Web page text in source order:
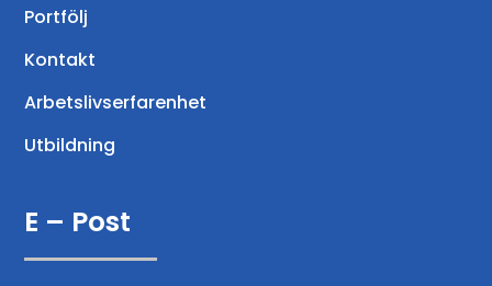
Portfölj
Kontakt
Arbetslivserfarenhet
Utbildning
E – Post